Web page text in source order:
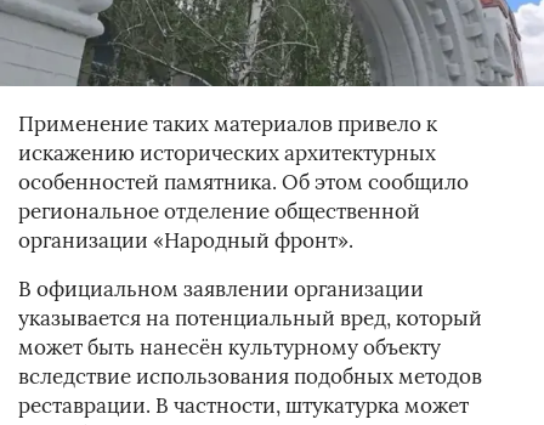
Применение таких материалов привело к
искажению исторических архитектурных
особенностей памятника. Об этом сообщило
региональное отделение общественной
организации «Народный фронт».
В официальном заявлении организации
указывается на потенциальный вред, который
может быть нанесён культурному объекту
вследствие использования подобных методов
реставрации. В частности, штукатурка может